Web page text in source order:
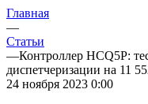
Главная
—
Статьи
—Контроллер HCQ5P:
диспетчеризации на 11
24 ноября 2023 0:00